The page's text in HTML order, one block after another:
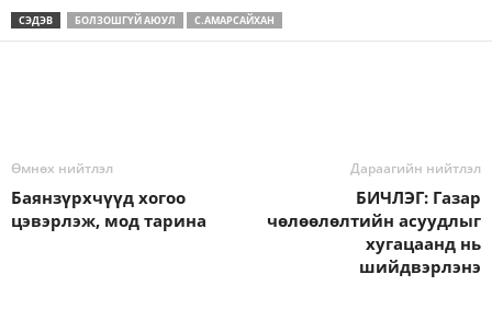
СЭДЭВ БОЛЗОШГҮЙ АЮУЛ С.АМАРСАЙХАН
Өмнөх нийтлэл
Баянзүрхчүүд хогоо
цэвэрлэж, мод тарина
Дараагийн нийтлэл
БИЧЛЭГ: Газар
чөлөөлөлтийн асуудлыг
хугацаанд нь
шийдвэрлэнэ